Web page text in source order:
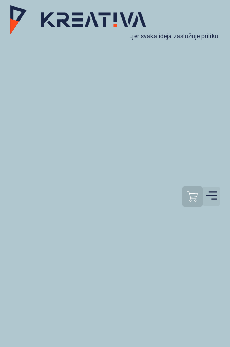
…jer svaka ideja zaslužuje priliku.